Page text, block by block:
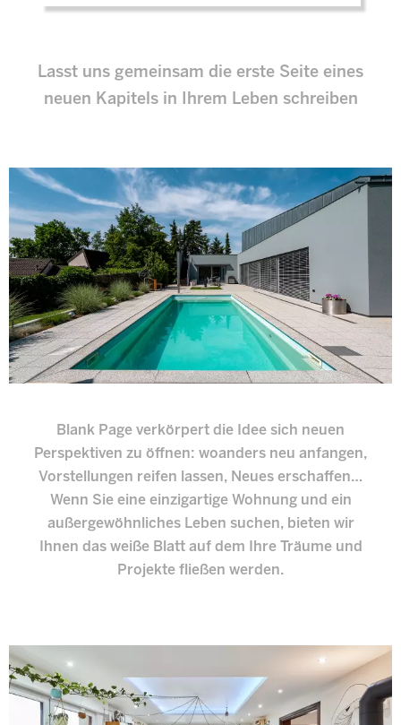
Lasst uns gemeinsam die erste Seite eines
neuen Kapitels in Ihrem Leben schreiben
Blank Page verkörpert die Idee sich neuen
Perspektiven zu öffnen: woanders neu anfangen,
Vorstellungen reifen lassen, Neues erschaffen…
Wenn Sie eine einzigartige Wohnung und ein
außergewöhnliches Leben suchen, bieten wir
Ihnen das weiße Blatt auf dem Ihre Träume und
Projekte fließen werden.